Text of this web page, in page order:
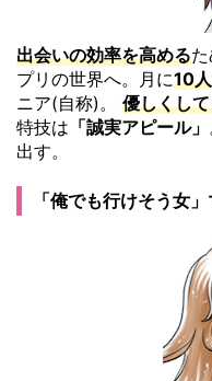
出会いの効率を高める
プリの世界へ。月に10人
ニア(自称)。 優しくし
特技は 「誠実アピール」
出す。
「俺でも行けそう女